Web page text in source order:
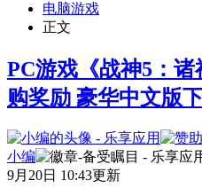
电脑游戏
正文
PC游戏《战神5：
购奖励 豪华中文版
小编
9月20日 10:43更新